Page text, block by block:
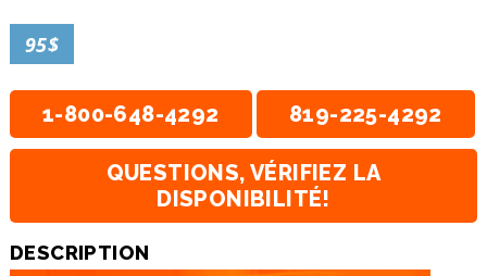
95$
1-800-648-4292 819-225-4292
QUESTIONS, VÉRIFIEZ LA
DISPONIBILITÉ!
DESCRIPTION